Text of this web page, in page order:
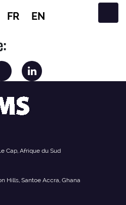
FR EN
Cap, Afrique du Sud
Hills, Santoe Accra, Ghana